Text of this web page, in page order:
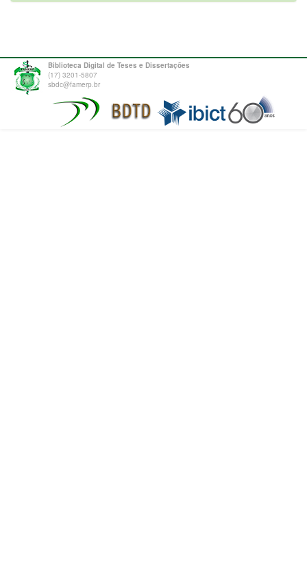
Biblioteca Digital de Teses e Dissertações
(17) 3201-5807
sbdc@famerp.br